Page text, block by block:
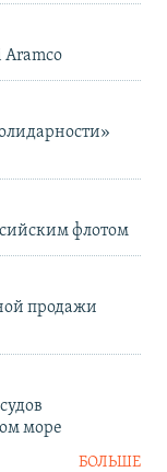
Aramco
флотом
продажи
море
БОЛЬШЕ